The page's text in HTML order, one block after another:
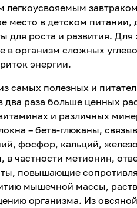
легкоусвояемым
место в детском
для роста и развития.
в организм сложных
энергии.
самых полезных и
два раза больше ценных
и различных
– бета-глюканы,
фосфор, кальций,
в частности метионин,
повышающие
мышечной массы,
организма. Из